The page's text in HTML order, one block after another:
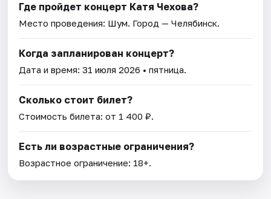
Где пройдет концерт Катя Чехова?
Место проведения: Шум. Город — Челябинск.
Когда запланирован концерт?
Дата и время:31 июля 2026 • пятница.
Сколько стоит билет?
Стоимость билета: от 1 400 ₽.
Есть ли возрастные ограничения?
Возрастное ограничение: 18+.